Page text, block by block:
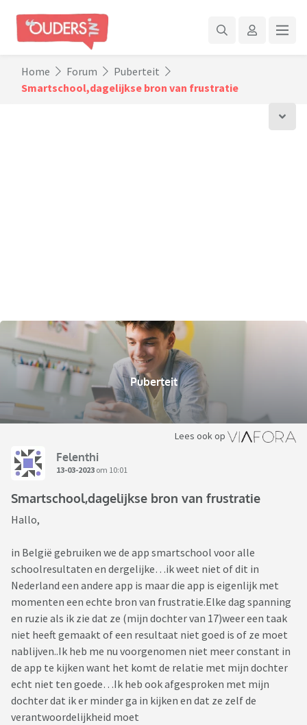
Home Forum
Puberteit
Smartschool,dagelijkse bron van frustratie
Puberteit
Lees ook op
Felenthi
13-03-2023 om 10:01
Smartschool,dagelijkse bron van frustratie
Hallo,
in België gebruiken we de app smartschool voor alle
schoolresultaten en dergelijke…ik weet niet of dit in
Nederland een andere app is maar die app is eigenlijk met
momenten een echte bron van frustratie.Elke dag spanning
en ruzie als ik zie dat ze (mijn dochter van 17)weer een taak
niet heeft gemaakt of een resultaat niet goed is of ze moet
nablijven..Ik heb me nu voorgenomen niet meer constant in
de app te kijken want het komt de relatie met mijn dochter
echt niet ten goede…Ik heb ook afgesproken met mijn
dochter dat ik er minder ga in kijken en dat ze zelf de
verantwoordelijkheid moet